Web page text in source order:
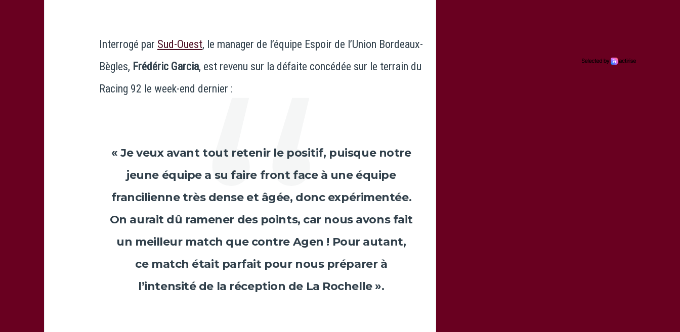
Interrogé par Sud-Ouest, le manager de l’équipe Espoir de l’Union Bordeaux-
Bègles, Frédéric Garcia, est revenu sur la défaite concédée sur le terrain du
Racing 92 le week-end dernier :
« Je veux avant tout retenir le positif, puisque notre
jeune équipe a su faire front face à une équipe
francilienne très dense et âgée, donc expérimentée.
On aurait dû ramener des points, car nous avons fait
un meilleur match que contre Agen ! Pour autant,
ce match était parfait pour nous préparer à
l’intensité de la réception de La Rochelle ».